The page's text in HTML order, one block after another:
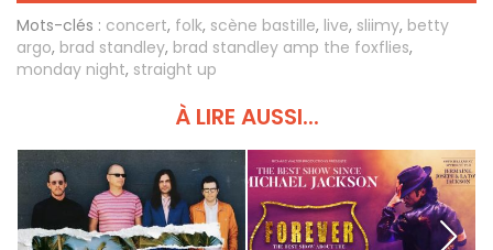
Mots-clés : concert, folk, scène bastille, live, sliimy, betty
argo, brad standley, brad standley amp the foxflies,
monday night, straight up
À LIRE AUSSI...